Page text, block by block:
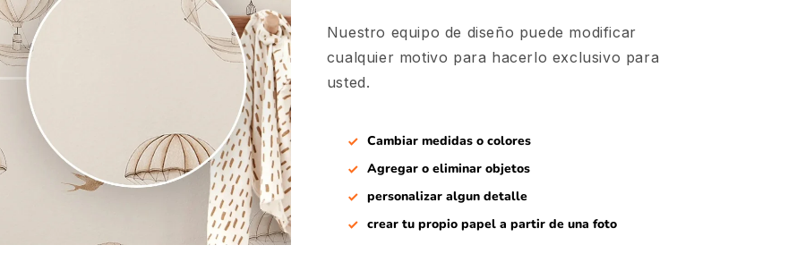
Nuestro equipo de diseño puede modificar
cualquier motivo para hacerlo exclusivo para
usted.
Cambiar medidas o colores
Agregar o eliminar objetos
personalizar algun detalle
crear tu propio papel a partir de una foto